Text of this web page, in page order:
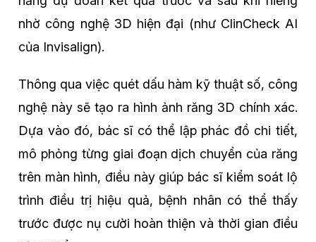
nhờ công nghệ 3D hiện đại (như ClinCheck AI
của Invisalign).
Thông qua việc quét dấu hàm kỹ thuật số, công
nghệ này sẽ tạo ra hình ảnh răng 3D chính xác.
Dựa vào đó, bác sĩ có thể lập phác đồ chi tiết,
mô phỏng từng giai đoạn dịch chuyển của răng
trên màn hình, điều này giúp bác sĩ kiểm soát lộ
trình điều trị hiệu quả, bệnh nhân có thể thấy
trước được nụ cười hoàn thiện và thời gian điều